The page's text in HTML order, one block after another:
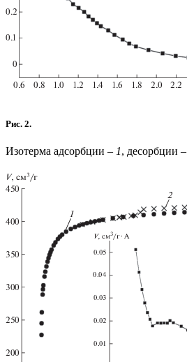
Рис. 2.
Изотерма адсорбции – 1, десорбции –